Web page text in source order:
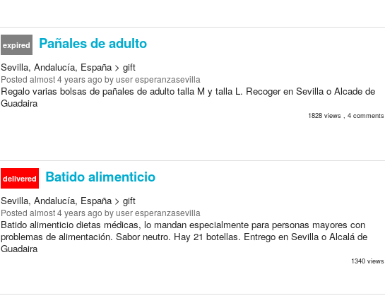
expired Pañales de adulto
Sevilla, Andalucía, España > gift
Posted almost 4 years ago by user esperanzasevilla
Regalo varias bolsas de pañales de adulto talla M y talla L. Recoger en Sevilla o Alcade de
Guadaira
1828 views , 4 comments
delivered Batido alimenticio
Sevilla, Andalucía, España > gift
Posted almost 4 years ago by user esperanzasevilla
Batido alimenticio dietas médicas, lo mandan especialmente para personas mayores con
problemas de alimentación. Sabor neutro. Hay 21 botellas. Entrego en Sevilla o Alcalá de
Guadaira
1340 views